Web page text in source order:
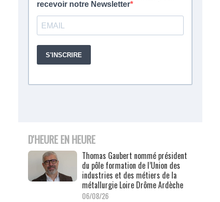
D'HEURE EN HEURE
Thomas Gaubert nommé président
du pôle formation de l’Union des
industries et des métiers de la
métallurgie Loire Drôme Ardèche
06/08/26